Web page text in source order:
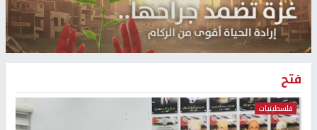
فتح
فلسطينيات